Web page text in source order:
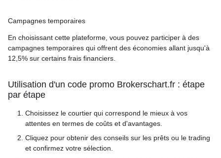
Campagnes temporaires
En choisissant cette plateforme, vous pouvez participer à des
campagnes temporaires qui offrent des économies allant jusqu'à
12,5% sur certains frais financiers.
Utilisation d'un code promo Brokerschart.fr : étape
par étape
Choisissez le courtier qui correspond le mieux à vos
attentes en termes de coûts et d'avantages.
Cliquez pour obtenir des conseils sur les prêts ou le trading
et confirmez votre sélection.